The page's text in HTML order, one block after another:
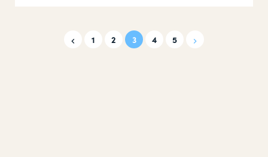
1 2 3 4 5